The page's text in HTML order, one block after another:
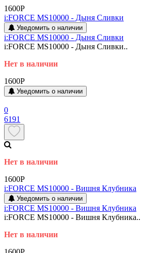
1600P
i:FORCE MS10000 - Дыня Сливки
Уведомить о наличии
i:FORCE MS10000 - Дыня Сливки
i:FORCE MS10000 - Дыня Сливки..
Нет в наличии
1600P
Уведомить о наличии
0
6191
Нет в наличии
1600P
i:FORCE MS10000 - Вишня Клубника
Уведомить о наличии
i:FORCE MS10000 - Вишня Клубника
i:FORCE MS10000 - Вишня Клубника..
Нет в наличии